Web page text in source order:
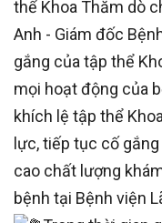
thể Khoa Thăm dò
Anh - Giám đốc
gắng của tập thể
mọi hoạt động của
khích lệ tập thể
lực, tiếp tục cố
cao chất lượng
bệnh tại Bệnh viện